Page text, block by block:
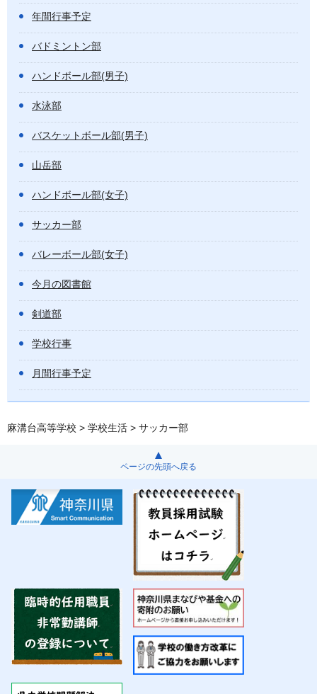
年間行事予定
バドミントン部
ハンドボール部(男子)
水泳部
バスケットボール部(男子)
山岳部
ハンドボール部(女子)
サッカー部
バレーボール部(女子)
今月の図書館
剣道部
学校行事
月間行事予定
麻溝台高等学校 > 学校生活 > サッカー部
ページの先頭へ戻る